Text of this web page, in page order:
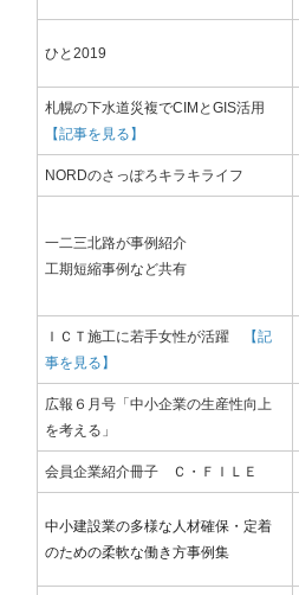
ひと2019
札幌の下水道災複でCIMとGIS活用
【記事を見る】
NORDのさっぽろキラキライフ
一二三北路が事例紹介
工期短縮事例など共有
ＩＣＴ施工に若手女性が活躍
【記
事を見る】
広報６月号「中小企業の生産性向上
を考える」
会員企業紹介冊子 Ｃ・ＦＩＬＥ
中小建設業の多様な人材確保・ 定着
のための柔軟な働き方事例集